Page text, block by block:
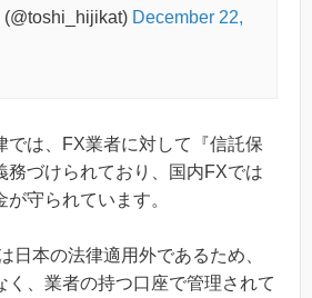
(@toshi_hijikat) December 22,
では、FX業者に対して『信託保
務づけられており、国内FXでは
守られています。
日本の法律適用外であるため、
く、業者の持つ口座で管理されて